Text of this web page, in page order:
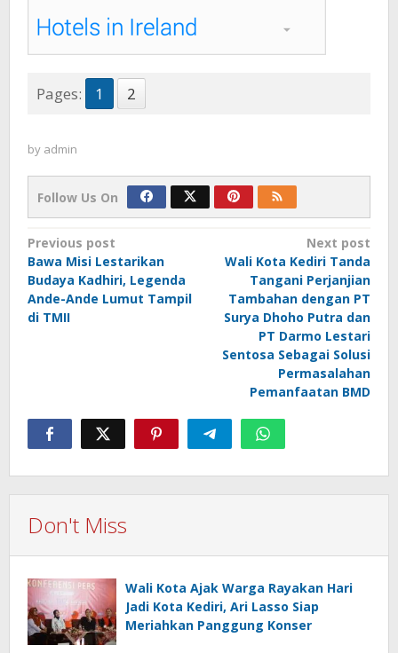
Pages: 1 2
by admin
Follow Us On
Post
navigation
Previous post
Bawa Misi Lestarikan
Budaya Kadhiri, Legenda
Ande-Ande Lumut Tampil
di TMII
Next post
Wali Kota Kediri Tanda
Tangani Perjanjian
Tambahan dengan PT
Surya Dhoho Putra dan
PT Darmo Lestari
Sentosa Sebagai Solusi
Permasalahan
Pemanfaatan BMD
Don't Miss
Wali Kota Ajak Warga Rayakan Hari
Jadi Kota Kediri, Ari Lasso Siap
Meriahkan Panggung Konser